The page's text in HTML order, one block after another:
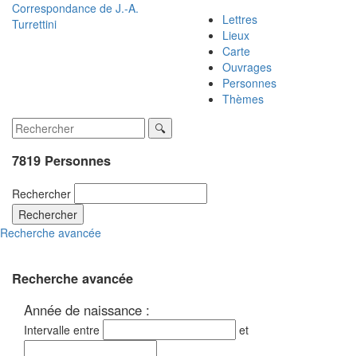
Correspondance de J.-A.
Turrettini
Lettres
Lieux
Carte
Ouvrages
Personnes
Thèmes
7819 Personnes
Rechercher
Rechercher
Recherche avancée
Recherche avancée
Année de naissance :
Intervalle entre et